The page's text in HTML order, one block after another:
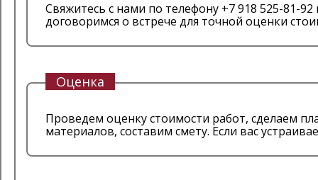
Свяжитесь с нами по телефону +7 918 525-81-
договоримся о встрече для точной оценки
Оценка
Проведем оценку стоимости работ, сделаем
материалов, составим смету. Если вас